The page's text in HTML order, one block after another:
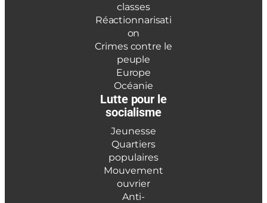
classes
Réactionnarisati
on
Crimes contre le
peuple
Europe
Océanie
Lutte pour le
socialisme
Jeunesse
Quartiers
populaires
Mouvement
ouvrier
Anti-